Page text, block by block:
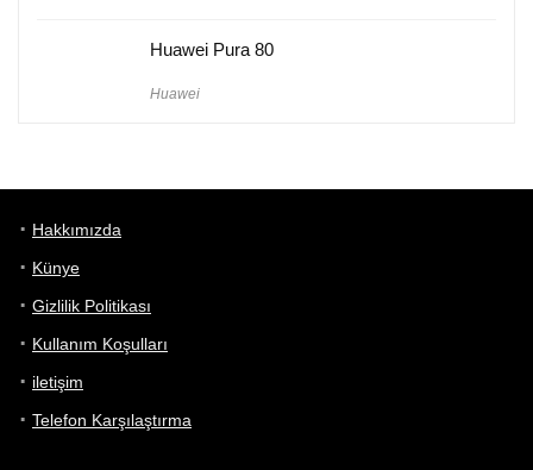
Huawei Pura 80
Huawei
Hakkımızda
Künye
Gizlilik Politikası
Kullanım Koşulları
iletişim
Telefon Karşılaştırma